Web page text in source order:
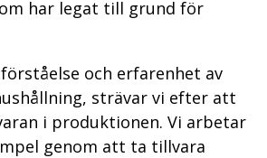
har legat till grund för
och erfarenhet av
strävar vi efter att
i produktionen. Vi arbetar
genom att ta tillvara